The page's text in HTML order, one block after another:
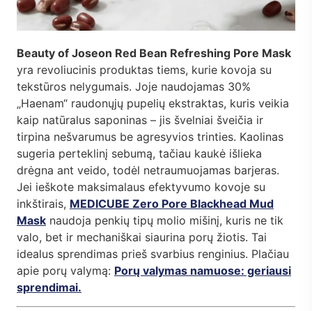
Beauty of Joseon Red Bean Refreshing Pore Mask
yra revoliucinis produktas tiems, kurie kovoja su
tekstūros nelygumais. Joje naudojamas 30%
„Haenam“ raudonųjų pupelių ekstraktas, kuris veikia
kaip natūralus saponinas – jis švelniai šveičia ir
tirpina nešvarumus be agresyvios trinties. Kaolinas
sugeria perteklinį sebumą, tačiau kaukė išlieka
drėgna ant veido, todėl netraumuojamas barjeras.
Jei ieškote maksimalaus efektyvumo kovoje su
inkštirais, MEDICUBE Zero Pore Blackhead Mud
Mask naudoja penkių tipų molio mišinį, kuris ne tik
valo, bet ir mechaniškai siaurina porų žiotis. Tai
idealus sprendimas prieš svarbius renginius. Plačiau
apie porų valymą: Porų valymas namuose: geriausi
sprendimai.